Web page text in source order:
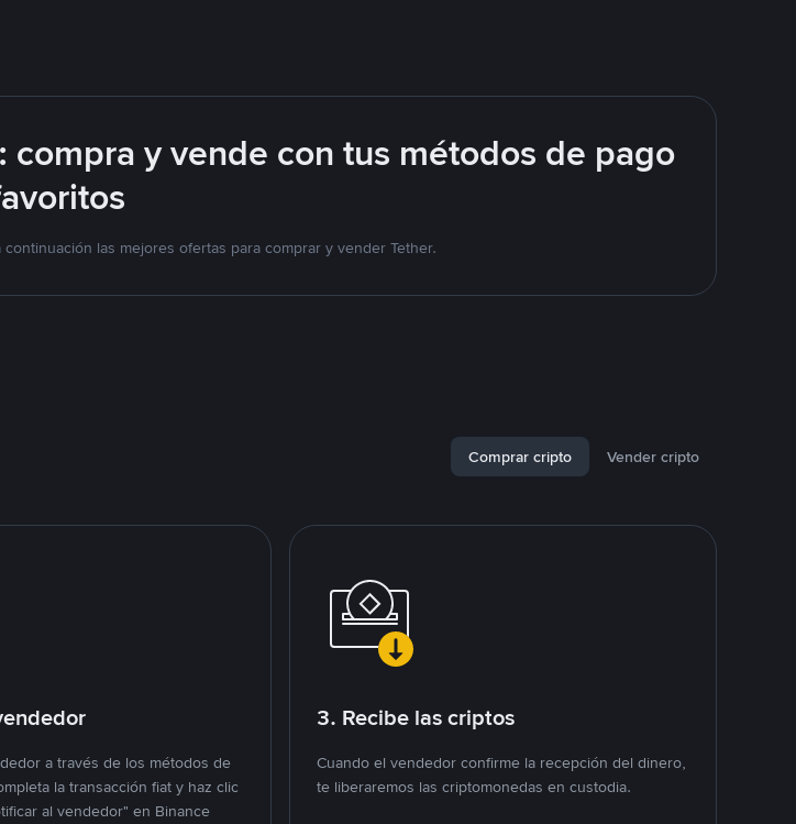
y vende con tus métodos de pago
las mejores ofertas para comprar y vender Tether.
Comprar cripto Vender cripto
a través de los métodos de
la transacción fiat y haz clic
al vendedor" en Binance
3. Recibe las criptos
Cuando el vendedor confirme la recepción del dinero,
te liberaremos las criptomonedas en custodia.